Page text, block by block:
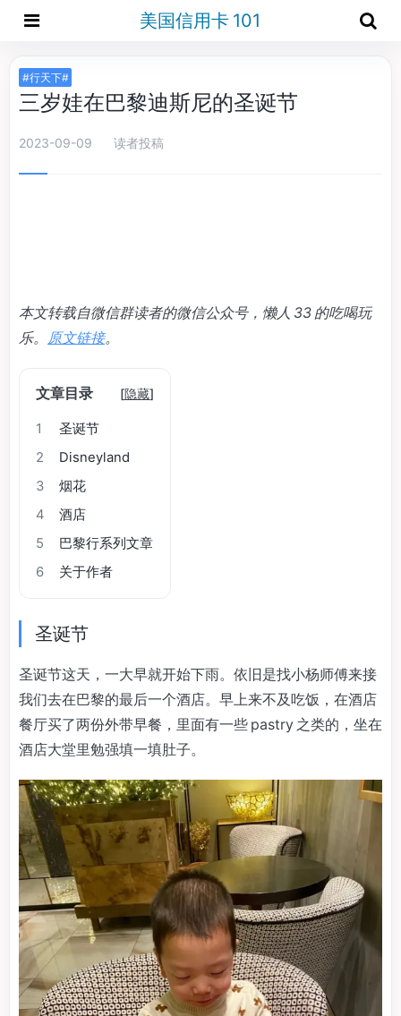
美国信用卡 101
#行天下#
三岁娃在巴黎迪斯尼的圣诞节
2023-09-09 读者投稿
本文转载自微信群读者的微信公众号，懒人 33 的吃喝玩
乐。 原文链接。
文章目录 [隐藏]
1
圣诞节
2
Disneyland
3
烟花
4
酒店
5
巴黎行系列文章
6
关于作者
圣诞节
圣诞节这天，一大早就开始下雨。依旧是找小杨师傅来接
我们去在巴黎的最后一个酒店。早上来不及吃饭，在酒店
餐厅买了两份外带早餐，里面有一些 pastry 之类的，坐在
酒店大堂里勉强填一填肚子。